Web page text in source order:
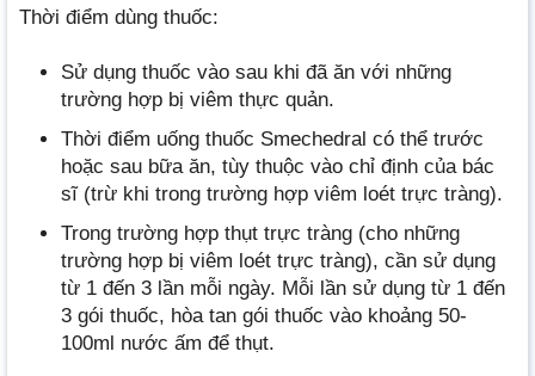
Thời điểm dùng thuốc:
Sử dụng thuốc vào sau khi đã ăn với những
trường hợp bị viêm thực quản.
Thời điểm uống thuốc Smechedral có thể trước
hoặc sau bữa ăn, tùy thuộc vào chỉ định của bác
sĩ (trừ khi trong trường hợp viêm loét trực tràng).
Trong trường hợp thụt trực tràng (cho những
trường hợp bị viêm loét trực tràng), cần sử dụng
từ 1 đến 3 lần mỗi ngày. Mỗi lần sử dụng từ 1 đến
3 gói thuốc, hòa tan gói thuốc vào khoảng 50-
100ml nước ấm để thụt.